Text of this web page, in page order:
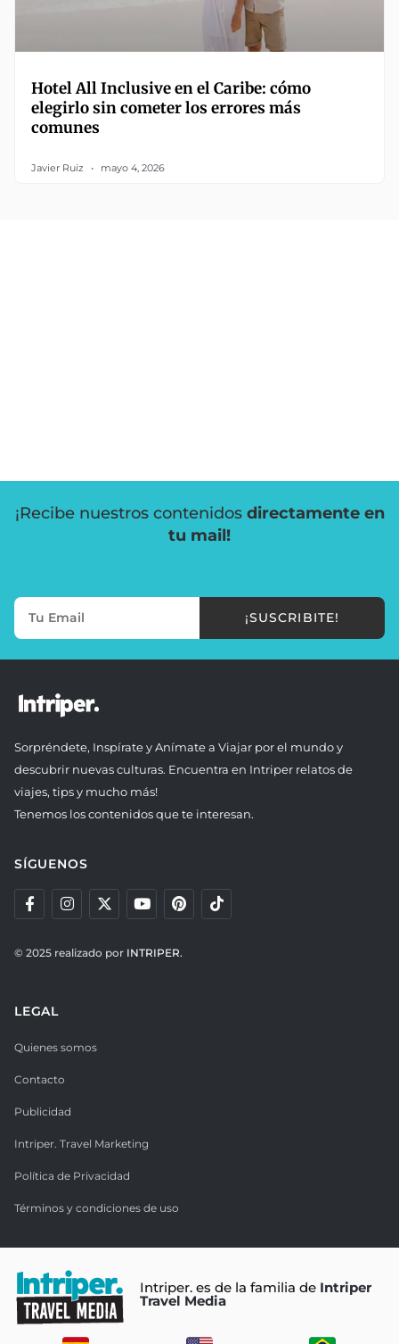
Hotel All Inclusive en el Caribe: cómo
elegirlo sin cometer los errores más
comunes
Javier Ruiz mayo 4, 2026
¡Recibe nuestros contenidos directamente en
tu mail!
¡SUSCRIBITE!
Sorpréndete, Inspírate y Anímate a Viajar por el mundo y
descubrir nuevas culturas. Encuentra en Intriper relatos de
viajes, tips y mucho más!
Tenemos los contenidos que te interesan.
SÍGUENOS
© 2025 realizado por INTRIPER.
LEGAL
Quienes somos
Contacto
Publicidad
Intriper. Travel Marketing
Política de Privacidad
Términos y condiciones de uso
Intriper. es de la familia de Intriper
Travel Media